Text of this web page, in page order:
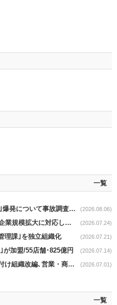
一覧
イオンnews｜｢イオンモール熊本｣爆発について事故調査委員会設置 (2026.08.06)
ツルハnews｜8/16付け組織変更､企業規模拡大に対応した財経本部強化 (2026.07.24)
理課｣を独立組織化 (2026.07.21)
加盟/55店舗･825億円 (2026.07.14)
イオンフードスタイルnews｜7/1付け組織改編､営業・商品本部を再編 (2026.07.01)
一覧